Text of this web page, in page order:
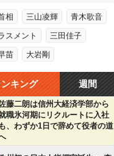
相 三山凌輝 青木歌音
スメント 三田佳子
苗 大岩剛
キング 週間
藤二朗は信州大経済学部から
職氷河期にリクルートに入社
も、わずか1日で辞めて役者の道